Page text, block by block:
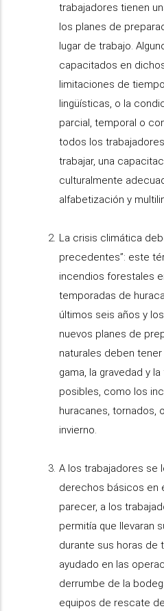
trabajadores tienen
los planes de
lugar de trabajo.
capacitados en
limitaciones de
lingüísticas, o la
parcial, temporal o
todos los
trabajar, una
culturalmente
alfabetización y
La crisis climática
precedentes”: este
incendios forestales
temporadas de
últimos seis años y
nuevos planes de
naturales deben
gama, la gravedad y
posibles, como los
huracanes, tornados,
invierno.
A los trabajadores se
derechos básicos en
parecer, a los
permitía que llevaran
durante sus horas de
ayudado en las
derrumbe de la
equipos de rescate